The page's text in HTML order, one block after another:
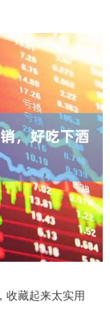
收藏起来太实用